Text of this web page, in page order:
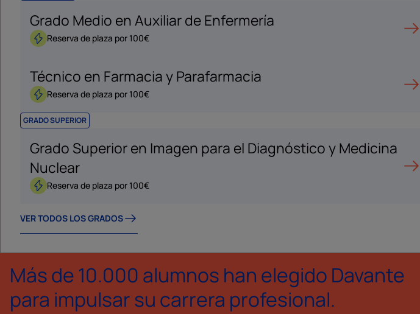
Grado Medio en Auxiliar de Enfermería
Reserva de plaza por 100€
Técnico en Farmacia y Parafarmacia
Reserva de plaza por 100€
GRADO SUPERIOR
Grado Superior en Imagen para el Diagnóstico y Medicina
Nuclear
Reserva de plaza por 100€
VER TODOS LOS GRADOS
Más de 10.000 alumnos han elegido Davante
para impulsar su carrera profesional.